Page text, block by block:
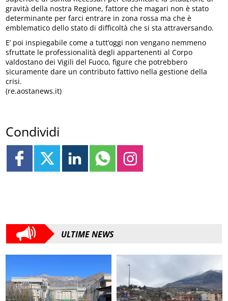
gravità della nostra Regione, fattore che magari non è stato
determinante per farci entrare in zona rossa ma che è
emblematico dello stato di difficoltà che si sta attraversando.
E’ poi inspiegabile come a tutt’oggi non vengano nemmeno
sfruttate le professionalità degli appartenenti al Corpo
valdostano dei Vigili del Fuoco, figure che potrebbero
sicuramente dare un contributo fattivo nella gestione della
crisi.
(re.aostanews.it)
Condividi
ULTIME NEWS